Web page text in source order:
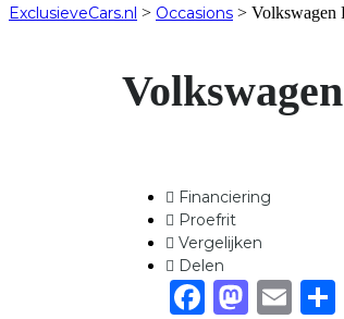
ExclusieveCars.nl > Occasions > Volkswagen
Financiering
Proefrit
Vergelijken
Delen